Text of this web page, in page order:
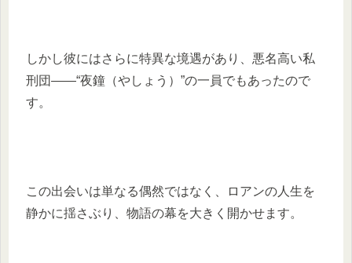
しかし彼にはさらに特異な境遇があり、悪名高い私
刑団――“夜鐘（やしょう）”の一員でもあったので
す。
この出会いは単なる偶然ではなく、ロアンの人生を
静かに揺さぶり、物語の幕を大きく開かせます。